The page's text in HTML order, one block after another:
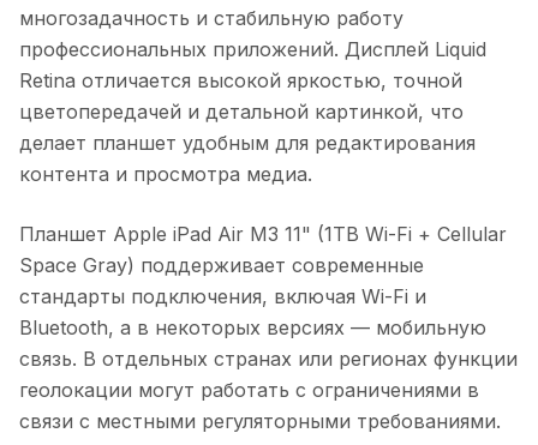
многозадачность и стабильную работу
профессиональных приложений. Дисплей Liquid
Retina отличается высокой яркостью, точной
цветопередачей и детальной картинкой, что
делает планшет удобным для редактирования
контента и просмотра медиа.
Планшет Apple iPad Air M3 11" (1TB Wi-Fi + Cellular
Space Gray) поддерживает современные
стандарты подключения, включая Wi-Fi и
Bluetooth, а в некоторых версиях — мобильную
связь. В отдельных странах или регионах функции
геолокации могут работать с ограничениями в
связи с местными регуляторными требованиями.